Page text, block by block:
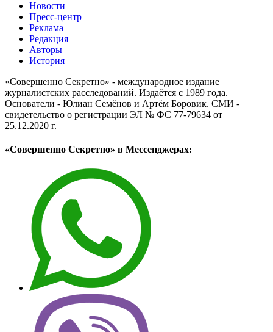
Новости
Пресс-центр
Реклама
Редакция
Авторы
История
«Совершенно Секретно» - международное издание
журналистских расследований. Издаётся с 1989 года.
Основатели - Юлиан Семёнов и Артём Боровик. CМИ -
свидетельство о регистрации ЭЛ № ФС 77-79634 от
25.12.2020 г.
«Совершенно Секретно» в Мессенджерах: